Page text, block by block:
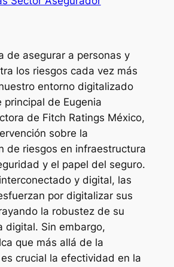
de asegurar a personas y
los riesgos cada vez más
entorno digitalizado
principal de Eugenia
de Fitch Ratings México,
sobre la
de riesgos en infraestructura
y el papel del seguro.
y digital, las
por digitalizar sus
la robustez de su
digital. Sin embargo,
que más allá de la
crucial la efectividad en la